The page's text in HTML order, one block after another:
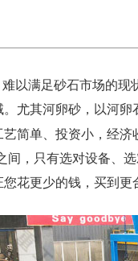
以满足砂石市场的
尤其河卵砂，以河
简单、投资小，经
间，只有选对设备、
花更少的钱，买到更